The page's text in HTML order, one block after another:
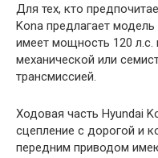
Для тех, кто
Kona предлагает модель
имеет мощность 120 л.с.
механической или
трансмиссией.
Ходовая часть Hyundai
сцепление с дорогой и
передним приводом